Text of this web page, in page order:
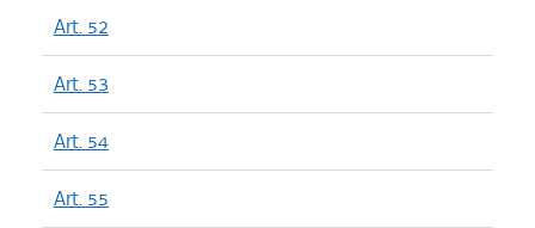
Art. 52
Art. 53
Art. 54
Art. 55